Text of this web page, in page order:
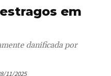
em
danificada por
11/2025